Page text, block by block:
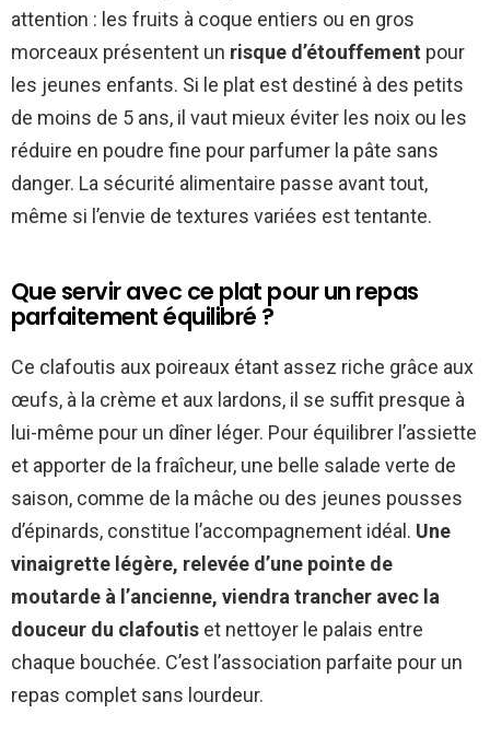
attention : les fruits à coque entiers ou en gros
morceaux présentent un risque d’étouffement pour
les jeunes enfants. Si le plat est destiné à des petits
de moins de 5 ans, il vaut mieux éviter les noix ou les
réduire en poudre fine pour parfumer la pâte sans
danger. La sécurité alimentaire passe avant tout,
même si l’envie de textures variées est tentante.
Que servir avec ce plat pour un repas
parfaitement équilibré ?
Ce clafoutis aux poireaux étant assez riche grâce aux
œufs, à la crème et aux lardons, il se suffit presque à
lui-même pour un dîner léger. Pour équilibrer l’assiette
et apporter de la fraîcheur, une belle salade verte de
saison, comme de la mâche ou des jeunes pousses
d’épinards, constitue l’accompagnement idéal. Une
vinaigrette légère, relevée d’une pointe de
moutarde à l’ancienne, viendra trancher avec la
douceur du clafoutis et nettoyer le palais entre
chaque bouchée. C’est l’association parfaite pour un
repas complet sans lourdeur.